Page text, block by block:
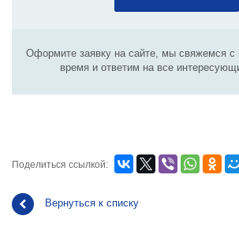
Оформите заявку на сайте, мы свяжемся
время и ответим на все
Поделиться ссылкой:
Вернуться к списку